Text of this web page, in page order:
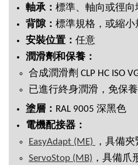
軸承： 標準、軸向或徑向
背隙： 標準規格，或縮小
安裝位置： 任意
潤滑劑和保養：
合成潤滑劑 CLP HC ISO
已進行終身潤滑，免保養
塗層： RAL 9005 深黑色
電機配接器：
EasyAdapt (ME)
，具備
ServoStop (MB) ，具備爪